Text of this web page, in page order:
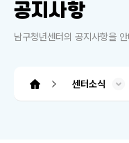
공지사항
남구청년센터의 공지사항을
센터소식